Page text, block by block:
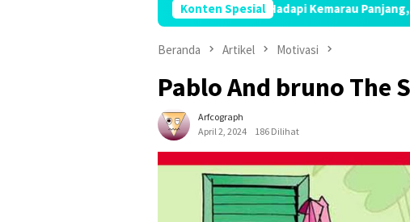
Konten Spesial
Hadapi Kemarau Panjang, UAR Bentuk
Beranda Artikel Motivasi
Pablo And bruno The
Arfcograph
April 2, 2024
186 Dilihat